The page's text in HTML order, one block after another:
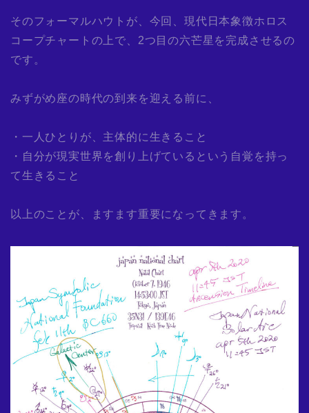
そのフォーマルハウトが、今回、現代日本象徴ホロス
コープチャートの上で、2つ目の六芒星を完成させるの
です。
みずがめ座の時代の到来を迎える前に、
・一人ひとりが、主体的に生きること
・自分が現実世界を創り上げているという自覚を持っ
て生きること
以上のことが、ますます重要になってきます。